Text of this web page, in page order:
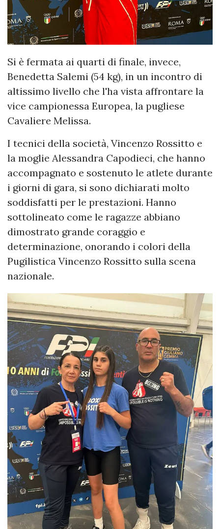
Si è fermata ai quarti di finale, invece,
Benedetta Salemi (54 kg), in un incontro di
altissimo livello che l'ha vista affrontare la
vice campionessa Europea, la pugliese
Cavaliere Melissa.
I tecnici della società, Vincenzo Rossitto e
la moglie Alessandra Capodieci, che hanno
accompagnato e sostenuto le atlete durante
i giorni di gara, si sono dichiarati molto
soddisfatti per le prestazioni. Hanno
sottolineato come le ragazze abbiano
dimostrato grande coraggio e
determinazione, onorando i colori della
Pugilistica Vincenzo Rossitto sulla scena
nazionale.